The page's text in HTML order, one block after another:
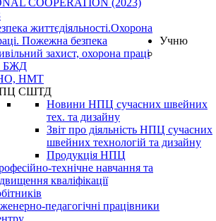
COOPERATION (2023)
життєдіяльності.Охорона
Пожежна безпека
захист, охорона праці
БЖД
НМТ
СШТД
Новини НПЦ сучасних швейних
тех. та дизайну
Звіт про діяльність НПЦ сучасних
швейних технологій та дизайну
Продукція НПЦ
технічне навчання та
кваліфікації
педагогічні працівники
Учню